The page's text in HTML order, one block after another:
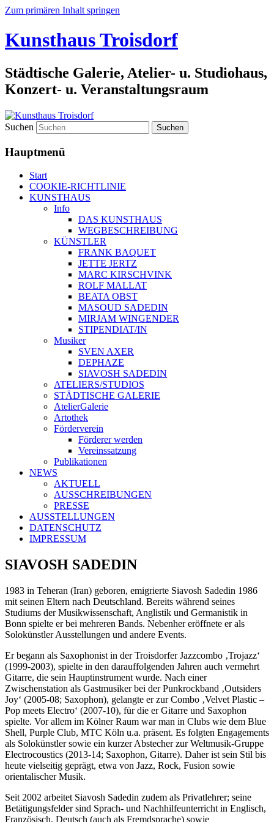
Zum primären Inhalt springen
Kunsthaus Troisdorf
Städtische Galerie, Atelier- u. Studiohaus,
Konzert- u. Veranstaltungsraum
Suchen
Hauptmenü
Start
COOKIE-RICHTLINIE
KUNSTHAUS
Info
DAS KUNSTHAUS
WEGBESCHREIBUNG
KÜNSTLER
FRANK BAQUET
JETTE JERTZ
MARC KIRSCHVINK
ROLF MALLAT
BEATA OBST
MASOUD SADEDIN
MIRJAM WINGENDER
STIPENDIAT/IN
Musiker
SVEN AXER
DEPHAZE
SIAVOSH SADEDIN
ATELIERS/STUDIOS
STÄDTISCHE GALERIE
AtelierGalerie
Artothek
Förderverein
Förderer werden
Vereinssatzung
Publikationen
NEWS
AKTUELL
AUSSCHREIBUNGEN
PRESSE
AUSSTELLUNGEN
DATENSCHUTZ
IMPRESSUM
SIAVOSH SADEDIN
1983 in Teheran (Iran) geboren, emigrierte Siavosh Sadedin 1986
mit seinen Eltern nach Deutschland. Bereits während seines
Studiums der Musikwissenschaft, Anglistik und Germanistik in
Bonn spielte er bei mehreren Bands. Nebenher eröffnete er als
Solokünstler Ausstellungen und andere Events.
Er begann als Saxophonist in der Troisdorfer Jazzcombo ‚Trojazz‘
(1999-2003), spielte in den darauffolgenden Jahren auch vermehrt
Gitarre, die sein Hauptinstrument wurde. Nach einer
Zwischenstation als Gastmusiker bei der Punkrockband ‚Outsiders
Joy‘ (2005-08; Saxophon), gelangte er zur Combo ‚Velvet Plastic –
Pop meets Electro‘ (2007-10), für die er Gitarre und Saxophon
spielte. Vor allem im Kölner Raum war man in Clubs wie dem Blue
Shell, Purple Club, MTC Köln u.a. präsent. Es folgten Engagements
als Solokünstler sowie ein kurzer Abstecher zur Weltmusik-Gruppe
Electrocoustics (2013-14; Saxophon, Gitarre). Daher ist sein Stil bis
heute vielseitig geprägt, etwa von Jazz, Rock, Fusion sowie
orientalischer Musik.
Seit 2002 arbeitet Siavosh Sadedin zudem als Privatlehrer; seine
Betätigungsfelder sind Sprach- und Nachhilfeunterricht in Englisch,
Französisch, Deutsch (auch als Fremdsprache) sowie